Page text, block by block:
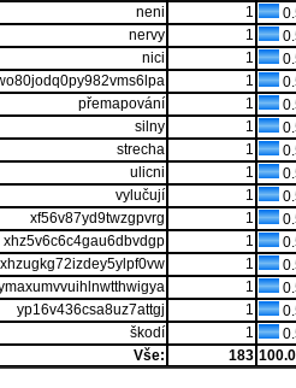
neni
1
nervy
1
nici
1
1
přemapování
1
silny
1
strecha
1
ulicni
1
vylučují
1
xf56v87yd9twzgpvrg
1
xhz5v6c6c4gau6dbvdgp
1
xhzugkg72izdey5ylpf0vw
1
1
yp16v436csa8uz7attgj
1
škodí
1
Vše:
183